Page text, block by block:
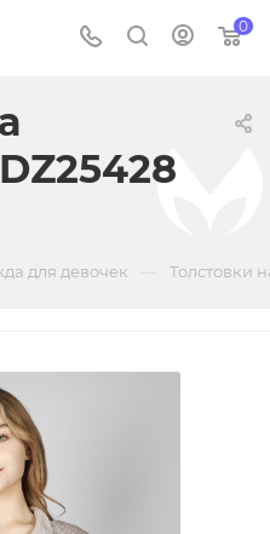
0
для девочек Толстовки